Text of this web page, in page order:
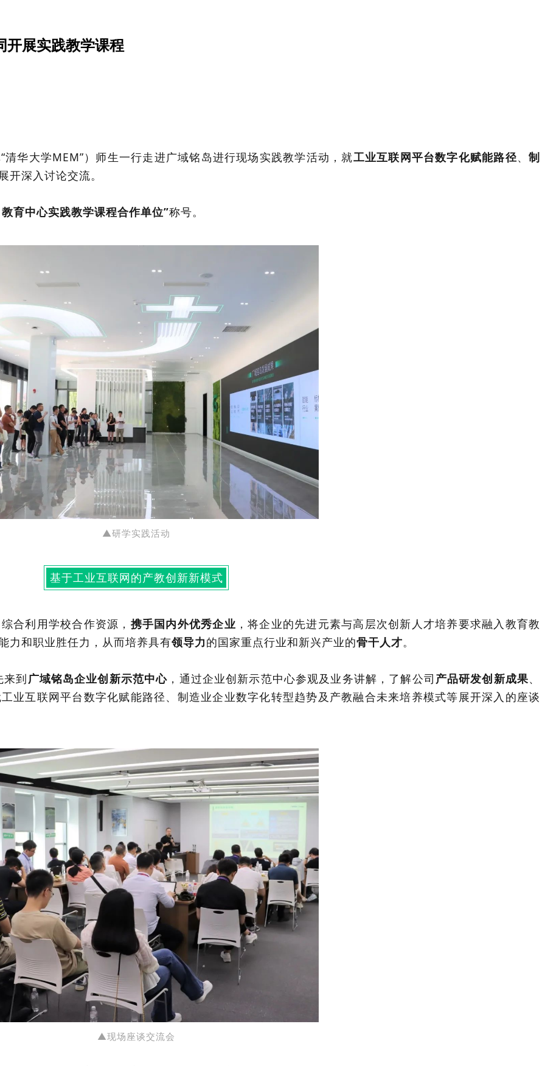
开展实践教学课程
华大学MEM”）师生一行走进广域铭岛进行现场实践教学活动，就工业互联网平台数字化赋能路径、制
开深入讨论交流。
育中心实践教学课程合作单位”称号。
▲研学实践活动
基于工业互联网的产教创新新模式
合利用学校合作资源， 携手国内外优秀企业 ，将企业的先进元素与高层次创新人才培养要求融入教育教
力和职业胜任力，从而培养具有领导力的国家重点行业和新兴产业的骨干人才。
来到广域铭岛企业创新示范中心 ，通过企业创新示范中心参观及业务讲解，了解公司 产品研发创新成果、
业互联网平台数字化赋能路径、制造业企业数字化转型趋势及产教融合未来培养模式等展开深入的座谈
▲现场座谈交流会